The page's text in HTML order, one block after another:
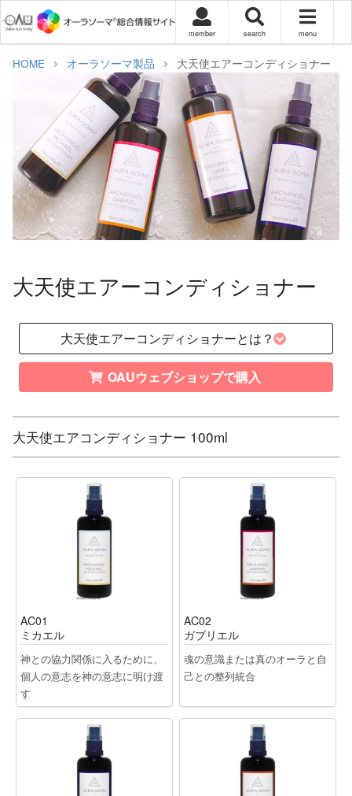
member search menu
HOME オーラソーマ製品 大天使エアーコンディショナー
大天使エアーコンディショナー
大天使エアーコンディショナーとは？
OAUウェブショップで購入
大天使エアコンディショナー 100ml
AC01
ミカエル
神との協力関係に入るために、
個人の意志を神の意志に明け渡
す
AC02
ガブリエル
魂の意識または真のオーラと自
己との整列統合